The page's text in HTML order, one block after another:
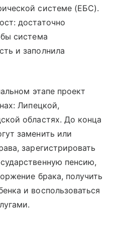
системе (ЕБС).
достаточно
система
и заполнила
этапе проект
Липецкой,
областях. До конца
заменить или
зарегистрировать
пенсию,
брака, получить
и воспользоваться